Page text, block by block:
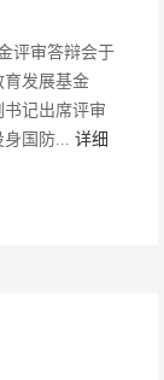
评审答辩会于
育发展基金
记出席评审
身国防... 详细